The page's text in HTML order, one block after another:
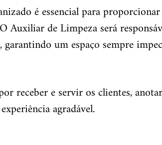
é essencial para
Auxiliar de Limpeza será
um espaço sempre
receber e servir os clientes,
agradável.